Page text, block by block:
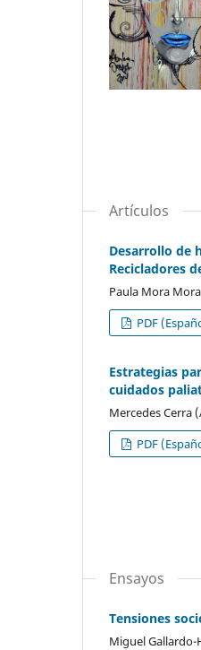
Artículos
Desarrollo de
Recicladores
Paula Mora
PDF
Estrategias
cuidados
Mercedes Cerra
PDF
Ensayos
Tensiones
Miguel